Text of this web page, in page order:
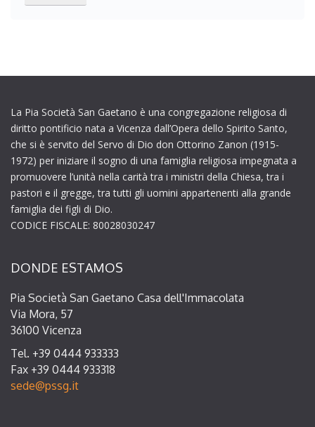
La Pia Società San Gaetano è una congregazione religiosa di
diritto pontificio nata a Vicenza dall’Opera dello Spirito Santo,
che si è servito del Servo di Dio don Ottorino Zanon (1915-
1972) per iniziare il sogno di una famiglia religiosa impegnata a
promuovere l’unità nella carità tra i ministri della Chiesa, tra i
pastori e il gregge, tra tutti gli uomini appartenenti alla grande
famiglia dei figli di Dio.
CODICE FISCALE: 80028030247
DONDE ESTAMOS
Pia Società San Gaetano Casa dell'Immacolata
Via Mora, 57
36100 Vicenza
Tel. +39 0444 933333
Fax +39 0444 933318
sede@pssg.it